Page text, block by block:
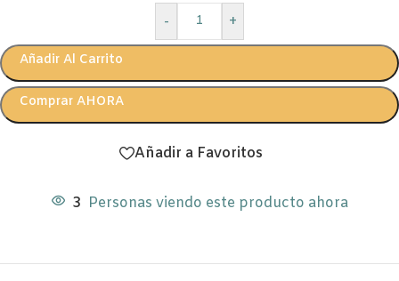
-
+
Añadir Al Carrito
Comprar AHORA
Añadir a Favoritos
3 Personas viendo este producto ahora